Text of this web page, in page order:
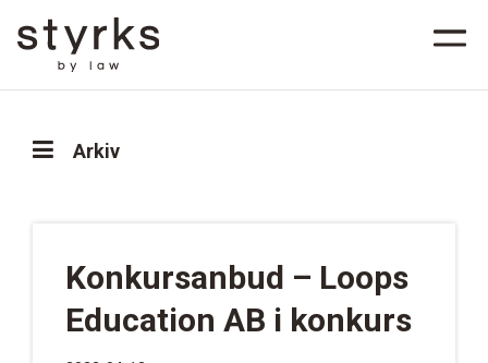
Arkiv
Konkursanbud – Loops
Education AB i konkurs